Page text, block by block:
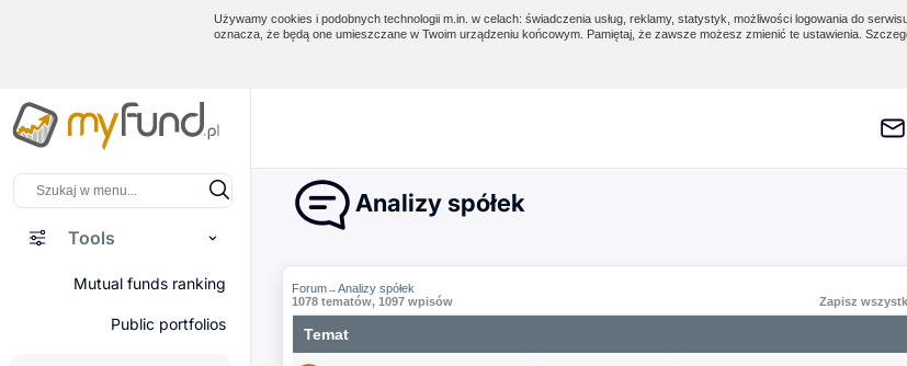
Używamy cookies i podobnych technologii m.in. w celach: świadczenia usług, reklamy, statystyk, możliwości logowania do
oznacza, że będą one umieszczane w Twoim urządzeniu końcowym. Pamiętaj, że zawsze możesz zmienić te ustawienia.
Tools
Mutual funds ranking
Public portfolios
Analizy spółek
Forum→Analizy spółek
1078 tematów, 1097 wpisów
Zapisz
Temat